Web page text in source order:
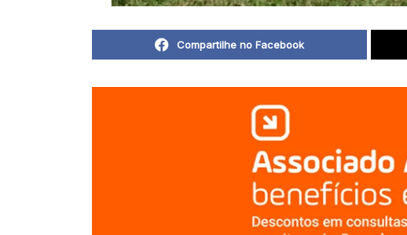
Compartilhe no Facebook